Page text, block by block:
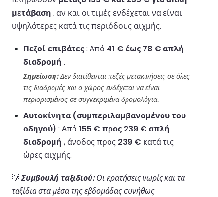
μετάβαση , αν και οι τιμές ενδέχεται να είναι
υψηλότερες κατά τις περιόδους αιχμής.
Πεζοί επιβάτες: Από 41 € έως 78 € απλή
διαδρομή .
Σημείωση:Δεν διατίθενται πεζές μετακινήσεις σε όλες
τις διαδρομές και ο χώρος ενδέχεται να είναι
περιορισμένος σε συγκεκριμένα δρομολόγια.
Αυτοκίνητα (συμπεριλαμβανομένου του
οδηγού) : Από 155 € προς 239 € απλή
διαδρομή , άνοδος προς 239 € κατά τις
ώρες αιχμής.
💡Συμβουλή ταξιδιού:Οι κρατήσεις νωρίς και τα
ταξίδια στα μέσα της εβδομάδας συνήθως